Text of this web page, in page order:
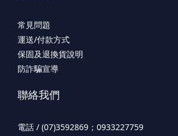
常見問題
運送/付款方式
保固及退換貨說明
防詐騙宣導
聯絡我們
電話 / (07)3592869；0933227759